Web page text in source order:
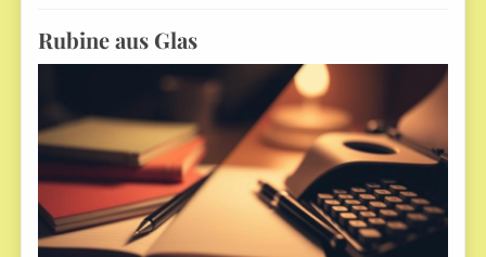
Rubine aus Glas